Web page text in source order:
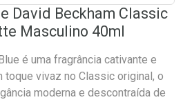
David Beckham Classic
Masculino 40ml
é uma fragrância cativante e
toque vivaz no Classic original, o
moderna e descontraída de